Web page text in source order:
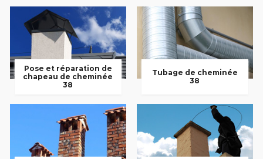
Pose et réparation de
chapeau de cheminée
38
Tubage de cheminée
38